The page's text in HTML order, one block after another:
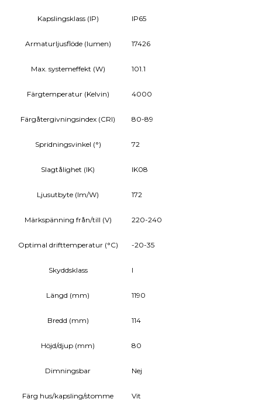
Kapslingsklass (IP) IP65
Armaturljusflöde (lumen) 17426
Max. systemeffekt (W) 101.1
Färgtemperatur (Kelvin) 4000
Färgåtergivningsindex (CRI) 80-89
Spridningsvinkel (°) 72
Slagtålighet (IK) IK08
Ljusutbyte (lm/W) 172
Märkspänning från/till (V) 220-240
Optimal drifttemperatur (°C) -20-35
Skyddsklass I
Längd (mm) 1190
Bredd (mm) 114
Höjd/djup (mm) 80
Dimningsbar Nej
Färg hus/kapsling/stomme Vit